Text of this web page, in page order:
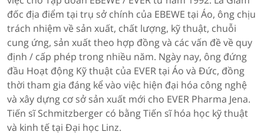
đốc địa điểm tại trụ sở chính của EBEWE tại Áo, ông chịu
trách nhiệm về sản xuất, chất lượng, kỹ thuật, chuỗi
cung ứng, sản xuất theo hợp đồng và các vấn đề về quy
định / cấp phép trong nhiều năm. Ngày nay, ông đứng
đầu Hoạt động Kỹ thuật của EVER tại Áo và Đức, đồng
thời tham gia đáng kể vào việc hiện đại hóa công nghệ
và xây dựng cơ sở sản xuất mới cho EVER Pharma Jena.
Tiến sĩ Schmitzberger có bằng Tiến sĩ hóa học kỹ thuật
và kinh tế tại Đại học Linz.